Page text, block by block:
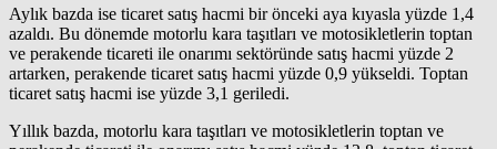
Aylık bazda ise ticaret satış hacmi bir önceki aya kıyasla yüzde 1,4
azaldı. Bu dönemde motorlu kara taşıtları ve motosikletlerin toptan
ve perakende ticareti ile onarımı sektöründe satış hacmi yüzde 2
artarken, perakende ticaret satış hacmi yüzde 0,9 yükseldi. Toptan
ticaret satış hacmi ise yüzde 3,1 geriledi.
Yıllık bazda, motorlu kara taşıtları ve motosikletlerin toptan ve